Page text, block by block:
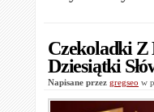
Czekoladki
Dziesiątki
Napisane przez gregseo w